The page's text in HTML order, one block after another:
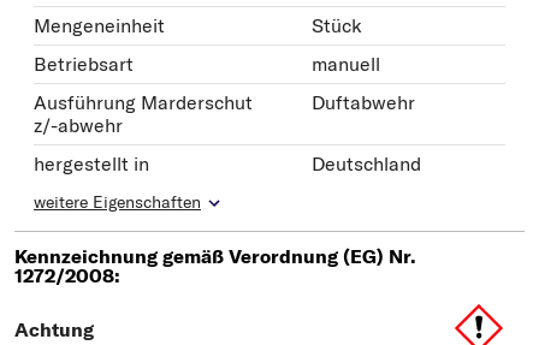
Mengeneinheit
Stück
Betriebsart
manuell
Ausführung Marderschut
z/-abwehr
Duftabwehr
hergestellt in Deutschland
weitere Eigenschaften